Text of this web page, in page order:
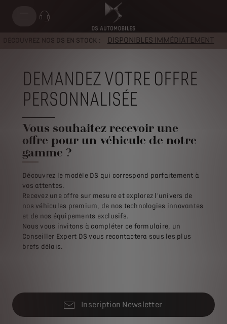
DÉCOUVREZ NOS DS EN STOCK : DISPONIBLES IMMÉDIATEMENT
DEMANDEZ VOTRE OFFRE
PERSONNALISÉE
Vous souhaitez recevoir une
offre pour un véhicule de notre
gamme ?
Découvrez le modèle DS qui correspond parfaitement à
vos attentes.
Recevez une offre sur mesure et explorez l'univers de
nos véhicules premium, de nos technologies innovantes
et de nos équipements exclusifs.
Nous vous invitons à compléter ce formulaire, un
Conseiller Expert DS vous recontactera sous les plus
brefs délais.
Inscription Newsletter